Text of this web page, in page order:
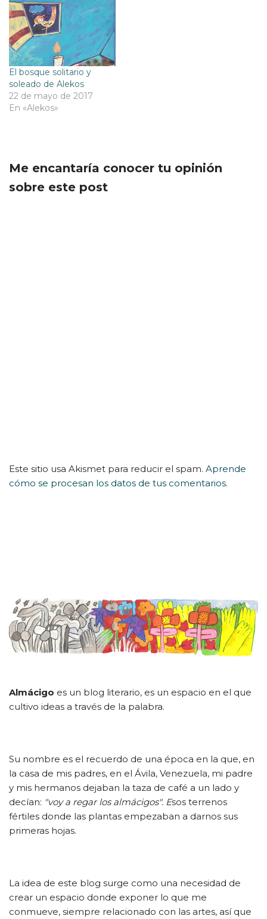
El bosque solitario y
soleado de Alekos
22 de mayo de 2017
En «Alekos»
Me encantaría conocer tu opinión
sobre este post
Este sitio usa Akismet para reducir el spam. Aprende
cómo se procesan los datos de tus comentarios.
Almácigo es un blog literario, es un espacio en el que
cultivo ideas a través de la palabra.
Su nombre es el recuerdo de una época en la que, en
la casa de mis padres, en el Ávila, Venezuela, mi padre
y mis hermanos dejaban la taza de café a un lado y
decían: "voy a regar los almácigos". Esos terrenos
fértiles donde las plantas empezaban a darnos sus
primeras hojas.
La idea de este blog surge como una necesidad de
crear un espacio donde exponer lo que me
conmueve, siempre relacionado con las artes, así que